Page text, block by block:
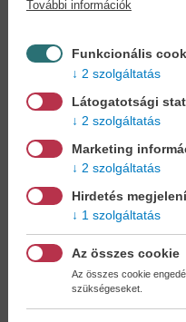
könyve
Otthonában,
könyvet - tumultus
Kedvezmények,
Ön is!
A legelőnyösebb
Önnek semmiféle
További információk
Funkcionális
2 szolgáltatás
Látogatotsági
2 szolgáltatás
Marketing
2 szolgáltatás
Hirdetés
1 szolgáltatás
Az összes cookie
Az összes cookie
szükségeseket.